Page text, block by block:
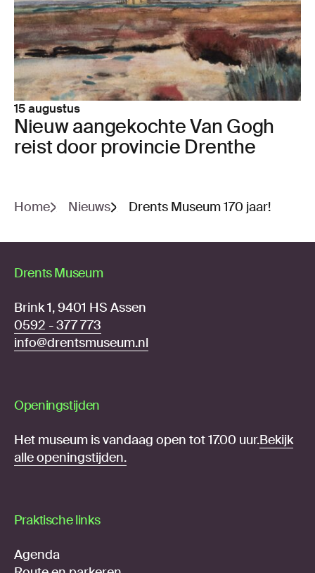
15 augustus
Nieuw aan­ge­koch­te Van Gogh
reist door pro­vin­cie Dren­the
Home Nieuws Drents Museum 170 jaar!
Drents Museum
Brink 1, 9401 HS Assen
0592 - 377 773
info@drentsmuseum.nl
Openingstijden
Het museum is vandaag open tot 17.00 uur.Bekijk
alle openingstijden.
Praktische links
Agenda